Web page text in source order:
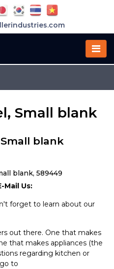
Small blank
blank
blank, 589449
Mail Us:
forget to learn about our
out there. One that makes
that makes appliances (the
regarding kitchen or
to